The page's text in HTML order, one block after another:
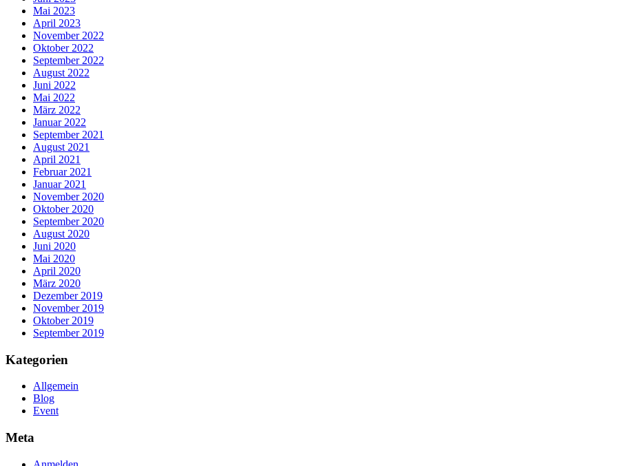
Mai 2023
April 2023
November 2022
Oktober 2022
September 2022
August 2022
Juni 2022
Mai 2022
März 2022
Januar 2022
September 2021
August 2021
April 2021
Februar 2021
Januar 2021
November 2020
Oktober 2020
September 2020
August 2020
Juni 2020
Mai 2020
April 2020
März 2020
Dezember 2019
November 2019
Oktober 2019
September 2019
Kategorien
Allgemein
Blog
Event
Meta